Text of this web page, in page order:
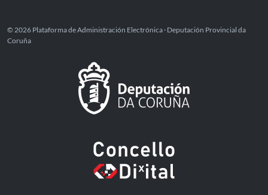
© 2026 Plataforma de Administración Electrónica · Deputación Provincial da
Coruña